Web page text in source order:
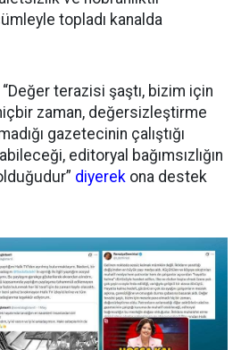
topladı kanalda
terazisi şaştı, bizim için
zaman, değersizleştirme
gazetecinin çalıştığı
editoryal bağımsızlığın
diyerek ona destek